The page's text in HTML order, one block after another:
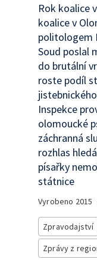
Rok koalice
koalice v
politologem
Soud poslal
do brutální
roste podíl
Inspekce
olomoucké
záchranná
rozhlas
písařky
státnice
Vyrobeno 2015
Zpravodajství
Zprávy z